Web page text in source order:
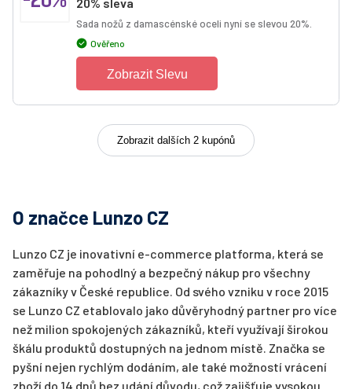
Sada nožů z damascénské oceli nyní se slevou 20%.
Ověřeno
Zobrazit Slevu
Zobrazit dalších 2 kupónů
O značce Lunzo CZ
Lunzo CZ je inovativní e-commerce platforma, která se
zaměřuje na pohodlný a bezpečný nákup pro všechny
zákazníky v České republice. Od svého vzniku v roce 2015
se Lunzo CZ etablovalo jako důvěryhodný partner pro více
než milion spokojených zákazníků, kteří využívají širokou
škálu produktů dostupných na jednom místě. Značka se
pyšní nejen rychlým dodáním, ale také možností vrácení
zboží do 14 dnů bez udání důvodu, což zajišťuje vysokou